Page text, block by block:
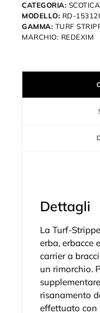
CATEGORIA:
MODELLO: RD-
GAMMA: TURF
MARCHIO: REDEXIM
Dettagli
La Turf-
erba, erbacce
carrier a
un rimorchio.
risanamento
effettuato con